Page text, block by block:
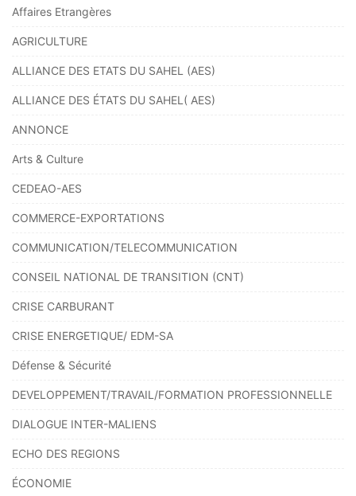
Affaires Etrangères
AGRICULTURE
ALLIANCE DES ETATS DU SAHEL (AES)
ALLIANCE DES ÉTATS DU SAHEL( AES)
ANNONCE
Arts & Culture
CEDEAO-AES
COMMERCE-EXPORTATIONS
COMMUNICATION/TELECOMMUNICATION
CONSEIL NATIONAL DE TRANSITION (CNT)
CRISE CARBURANT
CRISE ENERGETIQUE/ EDM-SA
Défense & Sécurité
DEVELOPPEMENT/TRAVAIL/FORMATION PROFESSIONNELLE
DIALOGUE INTER-MALIENS
ECHO DES REGIONS
ÉCONOMIE